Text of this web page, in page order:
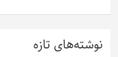
نوشته‌های تازه